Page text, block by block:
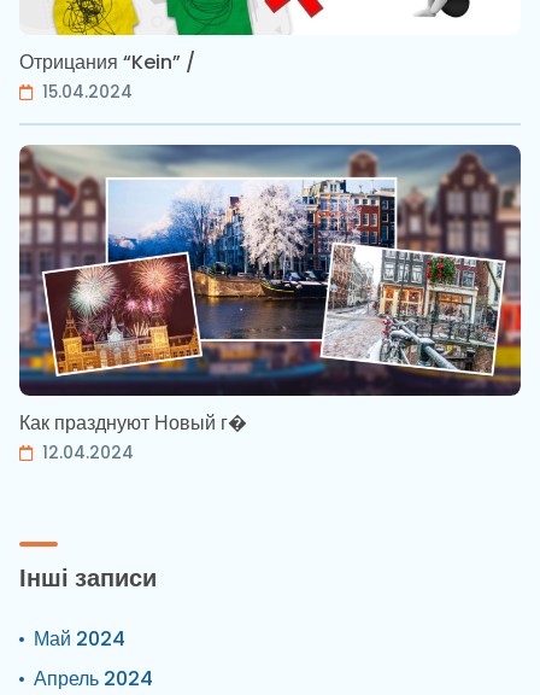
Отрицания “Kein” /
15.04.2024
Как празднуют Новый г�
12.04.2024
Інші записи
Май 2024
Апрель 2024